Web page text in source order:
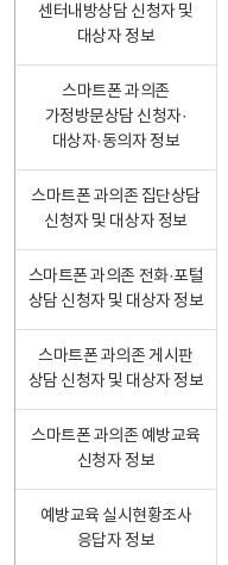
센터내방상담 신청자 및
대상자 정보
스마트폰 과의존
가정방문상담 신청자·
대상자·동의자 정보
스마트폰 과의존 집단상담
신청자 및 대상자 정보
스마트폰 과의존 전화·포털
상담 신청자 및 대상자 정보
스마트폰 과의존 게시판
상담 신청자 및 대상자 정보
스마트폰 과의존 예방교육
신청자 정보
예방교육 실시현황조사
응답자 정보